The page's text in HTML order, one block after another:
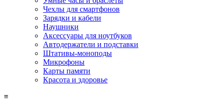
Чехлы для смартфонов
Зарядки и кабели
Наушники
Аксессуары для ноутбуков
Автодержатели и подставки
Штативы-моноподы
Микрофоны
Карты памяти
Красота и здоровье
≡